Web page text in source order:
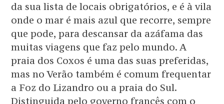
da sua lista de locais obrigatórios, e é à vila
onde o mar é mais azul que recorre, sempre
que pode, para descansar da azáfama das
muitas viagens que faz pelo mundo. A
praia dos Coxos é uma das suas preferidas,
mas no Verão também é comum frequentar
a Foz do Lizandro ou a praia do Sul.
Distinguida pelo governo francês com o